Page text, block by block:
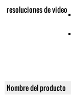
resoluciones de video
Nombre del producto